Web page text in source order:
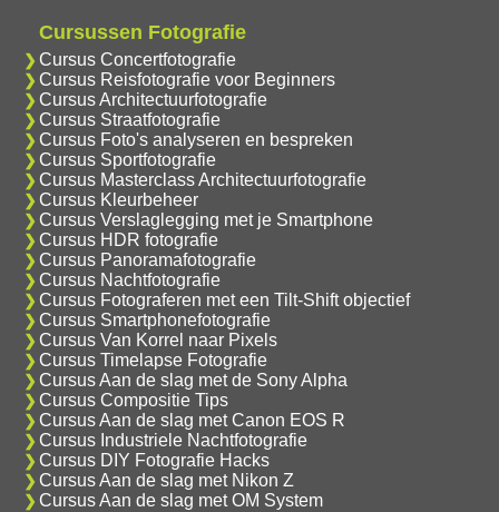
Cursussen Fotografie
Cursus Concertfotografie
Cursus Reisfotografie voor Beginners
Cursus Architectuurfotografie
Cursus Straatfotografie
Cursus Foto's analyseren en bespreken
Cursus Sportfotografie
Cursus Masterclass Architectuurfotografie
Cursus Kleurbeheer
Cursus Verslaglegging met je Smartphone
Cursus HDR fotografie
Cursus Panoramafotografie
Cursus Nachtfotografie
Cursus Fotograferen met een Tilt-Shift objectief
Cursus Smartphonefotografie
Cursus Van Korrel naar Pixels
Cursus Timelapse Fotografie
Cursus Aan de slag met de Sony Alpha
Cursus Compositie Tips
Cursus Aan de slag met Canon EOS R
Cursus Industriele Nachtfotografie
Cursus DIY Fotografie Hacks
Cursus Aan de slag met Nikon Z
Cursus Aan de slag met OM System